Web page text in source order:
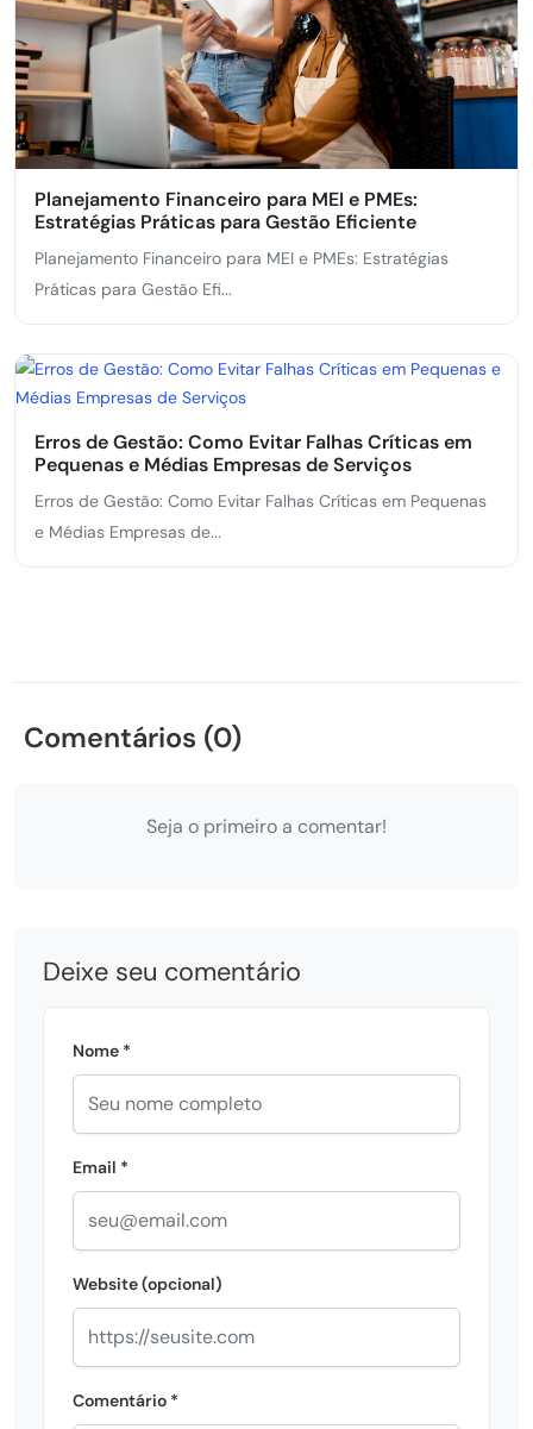
Planejamento Financeiro para MEI e PMEs:
Estratégias Práticas para Gestão Eficiente
Planejamento Financeiro para MEI e PMEs: Estratégias
Práticas para Gestão Efi...
Erros de Gestão: Como Evitar Falhas Críticas em
Pequenas e Médias Empresas de Serviços
Erros de Gestão: Como Evitar Falhas Críticas em Pequenas
e Médias Empresas de...
Comentários (0)
Seja o primeiro a comentar!
Deixe seu comentário
Nome *
Email *
Website (opcional)
Comentário *